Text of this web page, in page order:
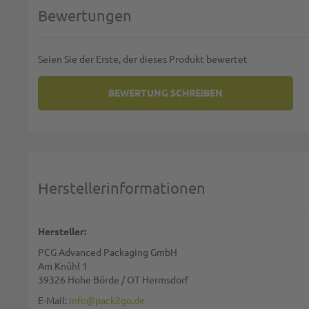
Bewertungen
Seien Sie der Erste, der dieses Produkt bewertet
BEWERTUNG SCHREIBEN
Zusammenfassung:
Herstellerinformationen
Hersteller:
PCG Advanced Packaging GmbH
Am Knühl 1
39326 Hohe Börde / OT Hermsdorf
E-Mail: info@pack2go.de